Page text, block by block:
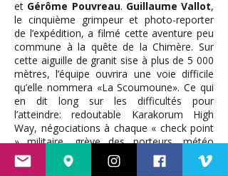
et Gérôme Pouvreau. Guillaume Vallot,
le cinquième grimpeur et photo-reporter
de l’expédition, a filmé cette aventure peu
commune à la quête de la Chimère. Sur
cette aiguille de granit sise à plus de 5 000
mètres, l’équipe ouvrira une voie difficile
qu’elle nommera «La Scoumoune». Ce qui
en dit long sur les difficultés pour
l’atteindre: redoutable Karakorum High
Way, négociations à chaque « check point
» militaire, grève des porteurs, météo
instable, chute et blessure de Mathieu, mal
des montagnes de Florence. En somme,